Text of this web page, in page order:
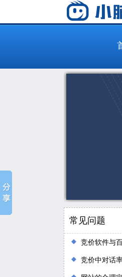
常见问题
竞价软件与
竞价中对话